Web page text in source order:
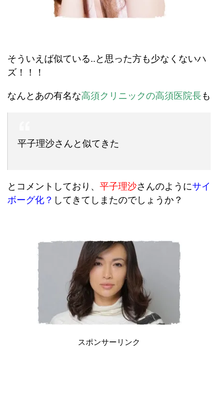
そういえば似ている..と思った方も少なくないハ
ズ！！！
なんとあの有名な高須クリニックの高須医院長も
平子理沙さんと似てきた
とコメントしており、 平子理沙さんのようにサイ
ボーグ化？ してきてしまたのでしょうか？
スポンサーリンク